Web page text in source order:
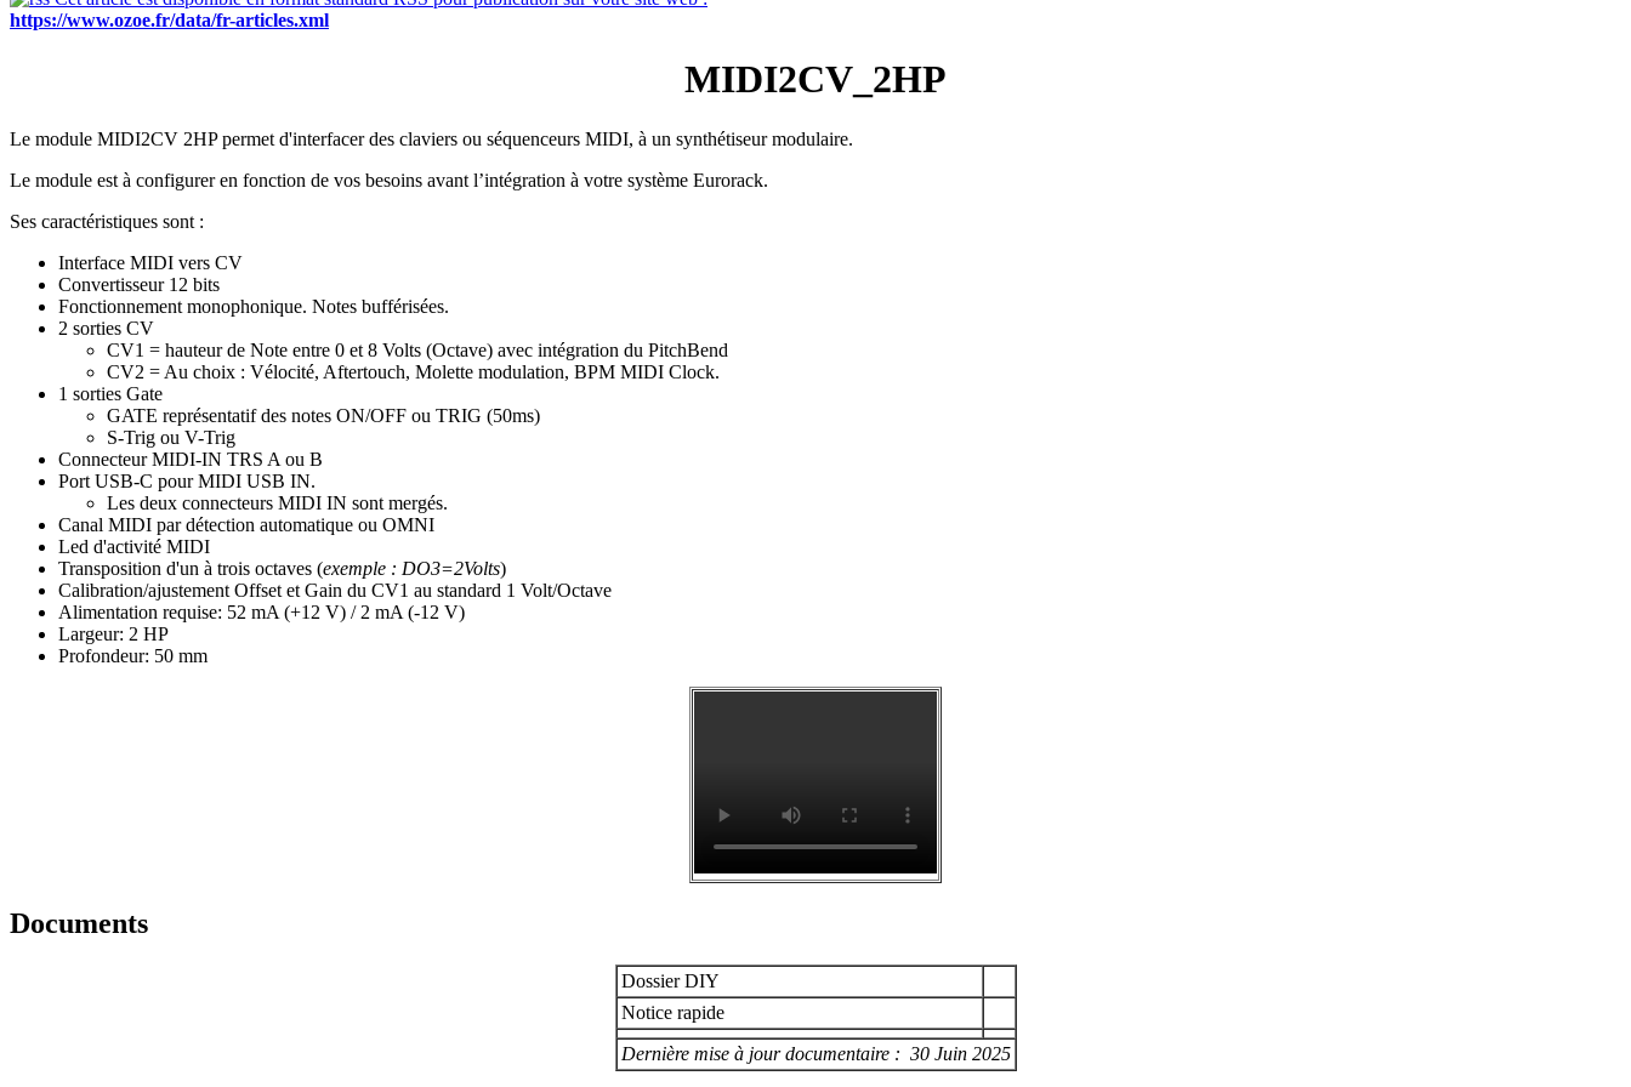
https://www.ozoe.fr/data/fr-articles.xml
MIDI2CV_2HP
Le module MIDI2CV 2HP permet d'interfacer des claviers ou séquenceurs MIDI, à un synthétiseur modulaire.
Le module est à configurer en fonction de vos besoins avant l’intégration à votre système Eurorack.
Ses caractéristiques sont :
Interface MIDI vers CV
Convertisseur 12 bits
Fonctionnement monophonique. Notes bufférisées.
2 sorties CV
CV1 = hauteur de Note entre 0 et 8 Volts (Octave) avec intégration du PitchBend
CV2 = Au choix : Vélocité, Aftertouch, Molette modulation, BPM MIDI Clock.
1 sorties Gate
GATE représentatif des notes ON/OFF ou TRIG (50ms)
S-Trig ou V-Trig
Connecteur MIDI-IN TRS A ou B
Port USB-C pour MIDI USB IN.
Les deux connecteurs MIDI IN sont mergés.
Canal MIDI par détection automatique ou OMNI
Led d'activité MIDI
Transposition d'un à trois octaves (exemple : DO3=2Volts)
Calibration/ajustement Offset et Gain du CV1 au standard 1 Volt/Octave
Alimentation requise: 52 mA (+12 V) / 2 mA (-12 V)
Largeur: 2 HP
Profondeur: 50 mm
Documents
Dossier DIY
Notice rapide
Dernière mise à jour documentaire : 30 Juin 2025